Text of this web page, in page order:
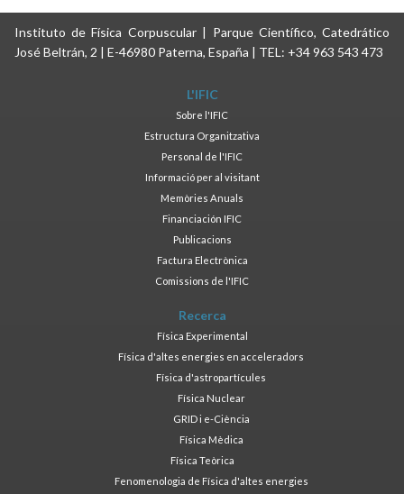
Instituto de Física Corpuscular | Parque Científico, Catedrático
José Beltrán, 2 | E-46980 Paterna, España | TEL: +34 963 543 473
L'IFIC
Sobre l'IFIC
Estructura Organitzativa
Personal de l'IFIC
Informació per al visitant
Memòries Anuals
Financiación IFIC
Publicacions
Factura Electrònica
Comissions de l'IFIC
Recerca
Física Experimental
Física d'altes energies en acceleradors
Física d'astropartícules
Física Nuclear
GRID i e-Ciència
Física Mèdica
Física Teòrica
Fenomenologia de Física d'altes energies